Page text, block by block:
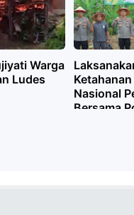
Warga
Ludes
Nasional
Bersama